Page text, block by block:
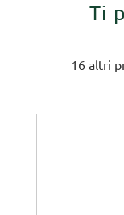
Ti
16 altri